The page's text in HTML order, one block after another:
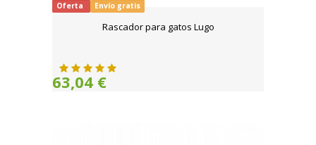
Oferta Envío gratis
Rascador para gatos Lugo
63,04 €